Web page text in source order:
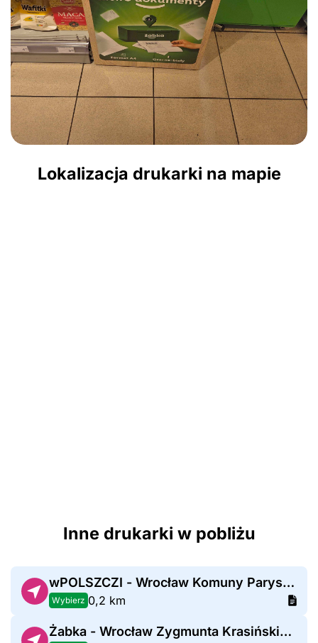
Lokalizacja drukarki na mapie
Inne drukarki w pobliżu
wPOLSZCZI - Wrocław Komuny Paryskiej
Wybierz 0,2 km
Żabka - Wrocław Zygmunta Krasińskiego 48